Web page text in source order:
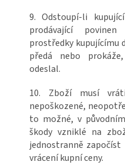
9. Odstoupí-li
prodávající
prostředky kupujícímu
předá nebo
odeslal.
10. Zboží musí
nepoškozené,
to možné, v
škody vzniklé na
jednostranně
vrácení kupní ceny.